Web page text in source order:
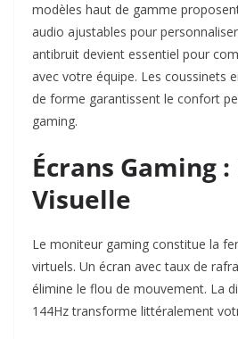
modèles haut de gamme
audio ajustables pour
antibruit devient essentiel pour
avec votre équipe. Les coussinets
de forme garantissent le confort
gaming.​
Écrans Gaming
Visuelle
Le moniteur gaming constitue la
virtuels. Un écran avec taux de
élimine le flou de mouvement. La
144Hz transforme littéralement